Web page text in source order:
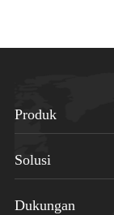
Produk
Solusi
Dukungan